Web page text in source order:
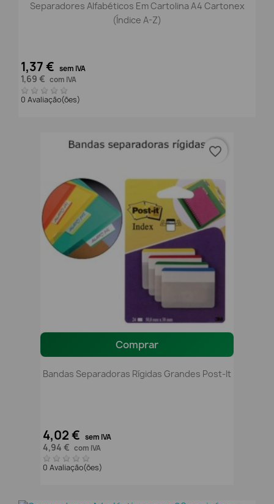
Separadores Alfabéticos Em Cartolina A4 Cartonex
(Índice A-Z)
1,37 € sem IVA
1,69 € com IVA
0 Avaliação(ões)
Comprar
Bandas Separadoras Rígidas Grandes Post-It
4,02 € sem IVA
4,94 € com IVA
0 Avaliação(ões)
favorite_border